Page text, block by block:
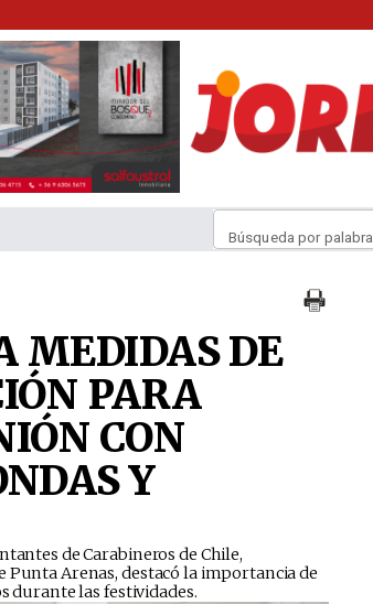
Búsqueda por palabra
MEDIDAS DE
PARA
CON
Y
de Carabineros de Chile,
Punta Arenas, destacó la importancia de
durante las festividades.